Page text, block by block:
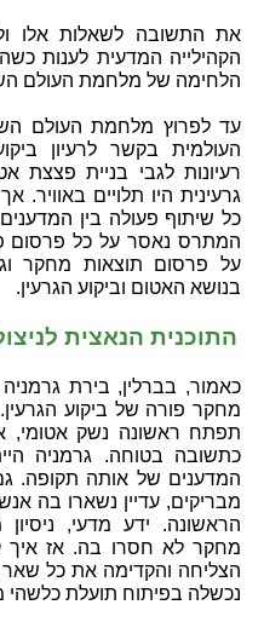
את התשובה לשאלות אלו
הקהילייה המדעית לענות
הלחימה של מלחמת העולם
עד לפרוץ מלחמת העולם
העולמית בקשר לרעיון
רעיונות לגבי בניית פצצת
גרעינית היו תלויים
כל שיתוף פעולה בין
המתרס נאסר על כל פרסום
על פרסום תוצאות מחקר
בנושא האטום וביקוע הגרעין.
התוכנית הנאצית
כאמור, בברלין, בירת
מחקר פורה של ביקוע
תפתח ראשונה נשק אטומי,
כתשובה בטוחה. גרמניה
המדענים של אותה תקופה.
מבריקים, עדיין נשארו בה
הראשונה. ידע מדעי,
מחקר לא חסרו בה. אז איך
הצליחה והקדימה את כל
נכשלה בפיתוח תועלת כלשהי